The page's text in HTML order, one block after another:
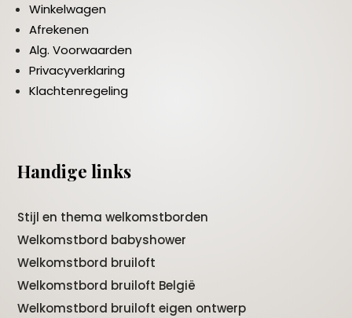
Winkelwagen
Afrekenen
Alg. Voorwaarden
Privacyverklaring
Klachtenregeling
Handige links
Stijl en thema welkomstborden
Welkomstbord babyshower
Welkomstbord bruiloft
Welkomstbord bruiloft België
Welkomstbord bruiloft eigen ontwerp